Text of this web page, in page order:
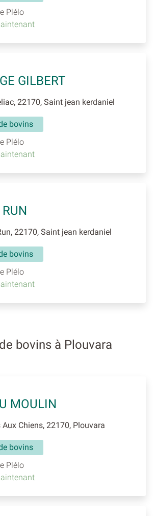
Plélo
GILBERT
22170, Saint jean kerdaniel
bovins
Plélo
22170, Saint jean kerdaniel
bovins
Plélo
bovins à Plouvara
MOULIN
Chiens, 22170, Plouvara
bovins
Plélo